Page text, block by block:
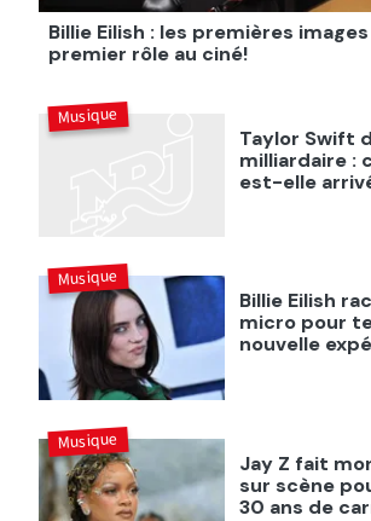
Billie Eilish : les premières
premier rôle au ciné!
Taylor Swift
milliardaire :
est-elle
Musique
Billie Eilish
micro pour
nouvelle
Musique
Jay Z fait
sur scène
30 ans de
Musique